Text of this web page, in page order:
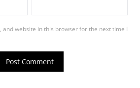
and website in this browser for the next time I